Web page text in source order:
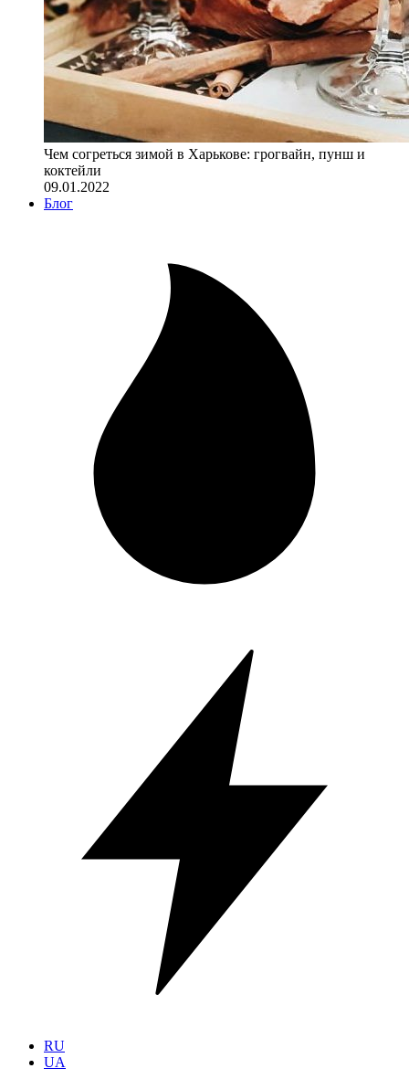
Чем согреться зимой в Харькове: грогвайн, пунш и
коктейли
09.01.2022
Блог
RU
UA